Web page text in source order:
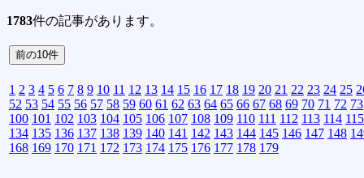
1783件の記事があります。
1 2 3 4 5 6 7 8 9 10 11 12 13 14 15 16 17 18 19 20 21 22 23 24 25
52 53 54 55 56 57 58 59 60 61 62 63 64 65 66 67 68 69 70 71 72 73
100 101 102 103 104 105 106 107 108 109 110 111 112 113 114 115
134 135 136 137 138 139 140 141 142 143 144 145 146 147 148
168 169 170 171 172 173 174 175 176 177 178 179